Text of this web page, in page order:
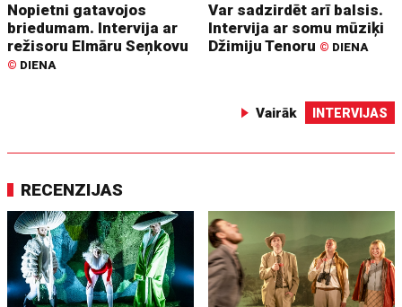
Nopietni gatavojos
briedumam. Intervija ar
režisoru Elmāru Seņkovu
© DIENA
Var sadzirdēt arī balsis.
Intervija ar somu mūziķi
Džimiju Tenoru © DIENA
Vairāk INTERVIJAS
RECENZIJAS